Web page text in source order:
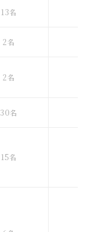
13名
2名
2名
30名
15名